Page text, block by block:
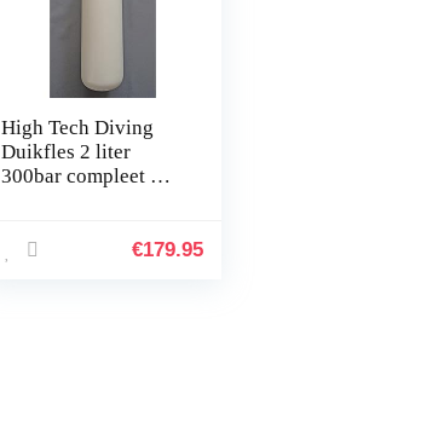
High Tech Diving
Duikfles 2 liter
300bar compleet met
M25x2mm
€179.95